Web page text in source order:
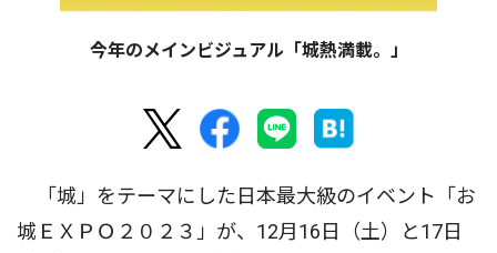
今年のメインビジュアル「城熱満載。」
「城」をテーマにした日本最大級のイベント「お
城ＥＸＰＯ２０２３」が、12月16日（土）と17日